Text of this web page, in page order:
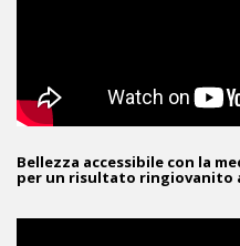
Bellezza accessibile con la
per un risultato ringiovanito